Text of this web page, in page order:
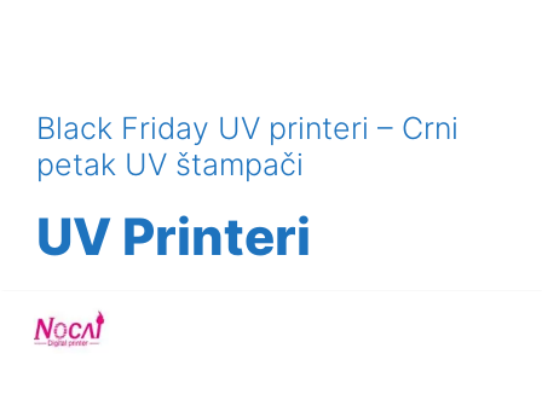
Black Friday UV printeri – Crni
petak UV štampači
UV Printeri